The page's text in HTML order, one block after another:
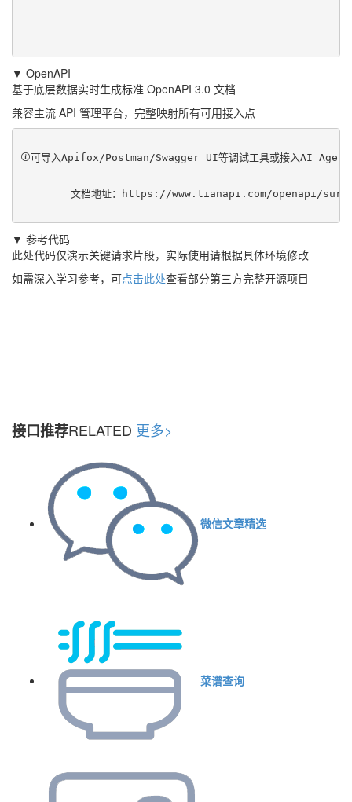
▼ OpenAPI
基于底层数据实时生成标准 OpenAPI 3.0 文档
兼容主流 API 管理平台，完整映射所有可用接入点
可导入Apifox/Postman/Swagger UI等调试工具或接入AI Agent
	文档地址：
https://www.tianapi.com/openapi/
▼ 参考代码
此处代码仅演示关键请求片段，实际使用请根据具体环境修改
如需深入学习参考，可点击此处查看部分第三方完整开源项目
接口推荐RELATED 更多>
微信文章精选
菜谱查询